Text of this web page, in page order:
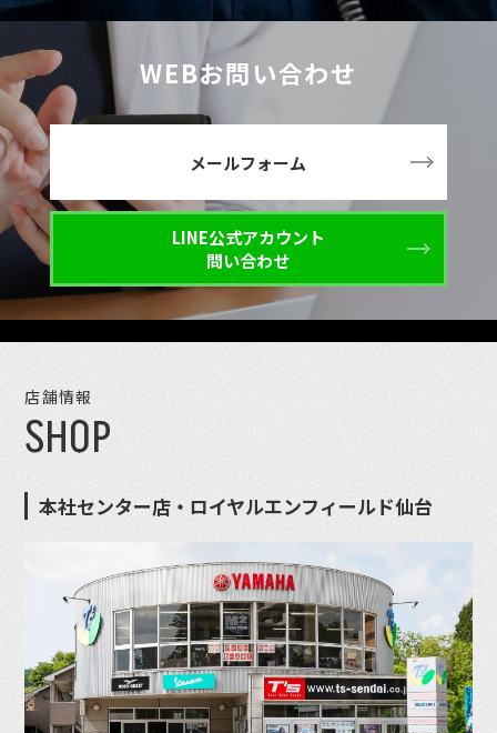
WEBお問い合わせ
メールフォーム
LINE公式アカウント
問い合わせ
店舗情報
SHOP
本社センター店・ロイヤルエンフィールド仙台